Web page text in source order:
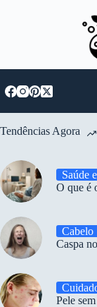
Tendências Agora
Saúde
O que é
Cabelo
Caspa
Pele